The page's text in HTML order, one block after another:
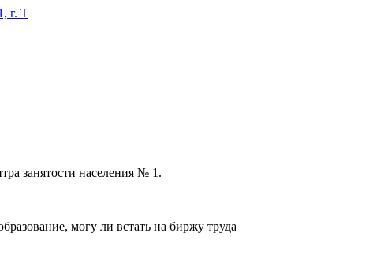
занятости населения № 1.
могу ли встать на биржу труда